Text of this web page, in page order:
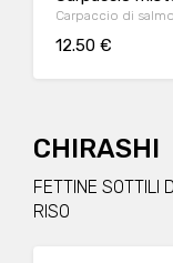
Carpaccio di
12.50 €
CHIRASHI
FETTINE SOTTILI
RISO